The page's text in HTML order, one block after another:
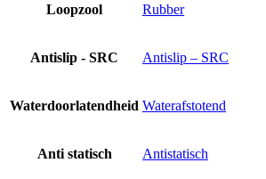
Loopzool Rubber
Antislip - SRC Antislip – SRC
Waterdoorlatendheid Waterafstotend
Anti statisch Antistatisch